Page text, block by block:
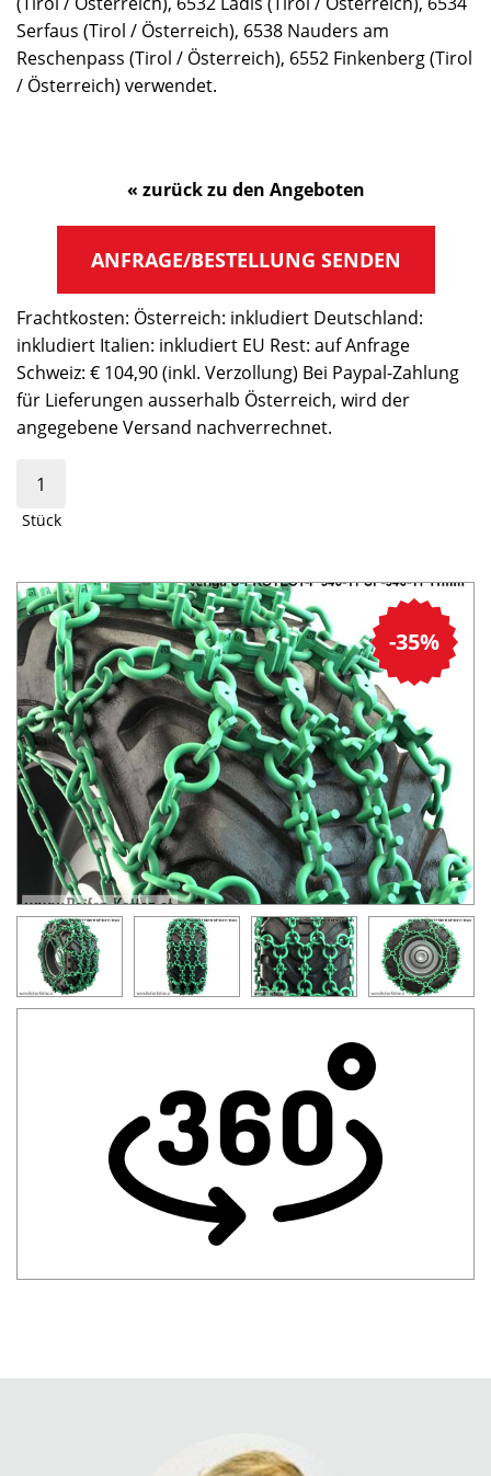
Serfaus (Tirol / Österreich), 6538 Nauders am
Reschenpass (Tirol / Österreich), 6552 Finkenberg (Tirol
/ Österreich) verwendet.
« zurück zu den Angeboten
ANFRAGE/BESTELLUNG SENDEN
Frachtkosten: Österreich: inkludiert Deutschland:
inkludiert Italien: inkludiert EU Rest: auf Anfrage
Schweiz: € 104,90 (inkl. Verzollung) Bei Paypal-Zahlung
für Lieferungen ausserhalb Österreich, wird der
angegebene Versand nachverrechnet.
Stück
-35%